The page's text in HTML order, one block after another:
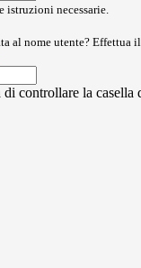
necessarie.
al nome utente? Effettua
controllare la casella